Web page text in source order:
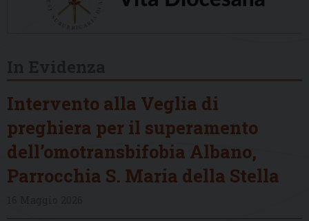
Intervento alla Veglia di
preghiera per il superamento
dell’omotransbifobia Albano,
Parrocchia S. Maria della Stella